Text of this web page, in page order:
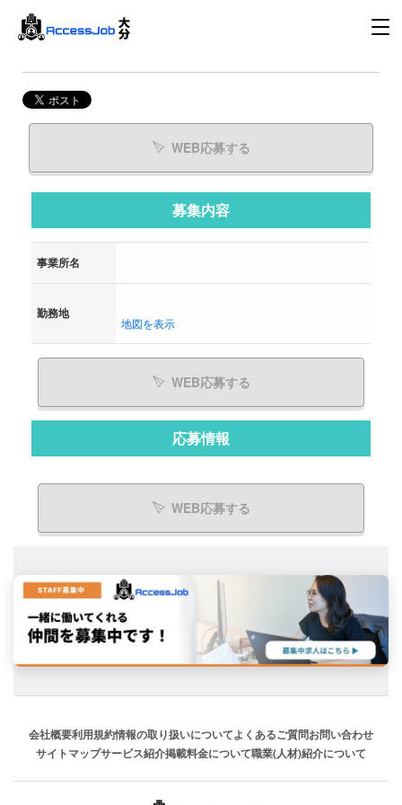
WEB応募する
募集内容
事業所名
勤務地
地図を表示
WEB応募する
応募情報
WEB応募する
会社概要利用規約情報の取り扱いについてよくあるご質問お問い合わせ
サイトマップサービス紹介掲載料金について職業(人材)紹介について